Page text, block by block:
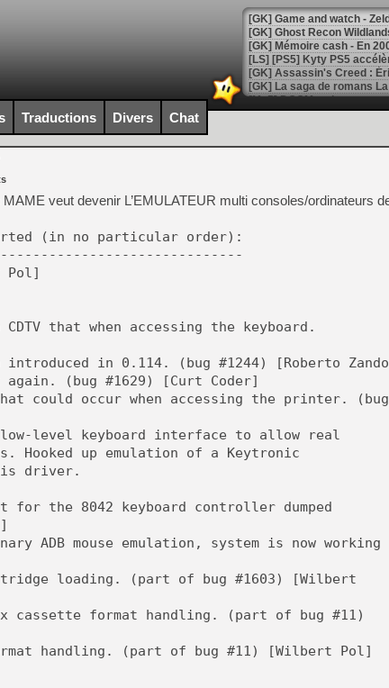
[Mo5] DOOM arrive en
[GK] Bethesda fête les 30
[GK] Roblox : l'action en
[GK] Agenda - GeForce
[GK] Devolver Digital en a
[LS] [PS5] ps5-y2jb-
[GK] Pourquoi Marvel
[GK] Test : Restory : Chill
[GK] GTA 6 : Rockstar
[GK] Hot Wheels Infinite
[GK] Mémoire cash -
[GK] Résultats Nintendo :
[GK] Déjà des
[Mo5] Brickboy cherche à
[GK] Minecraft et ses «
[GK] Beast of
[GK] Ubisoft : fin de partie
[GK] Mémoire cash -
[GK] Dan Houser (GTA)
[GK] Comment EA Sports
[GK] Crimson Moon : un
[GK] Isle of Reveries : le
[GK] Moonlighter 2 : The
[GK] Capcom relance
[Mo5] Deux inédits du
[GK] Le beat'em up The
[GK] Endless Legend 2 :
[LS] [PS5] Premiers
Traductions Divers Chat
veut devenir L’EMULATEUR multi consoles/ordinateurs
(in no particular order):
Pol]
that when accessing the keyboard.
in 0.114. (bug #1244) [Roberto
again. (bug #1629) [Curt Coder]
could occur when accessing the printer. (bug
low-level keyboard interface to allow real
Hooked up emulation of a Keytronic
driver.
for the 8042 keyboard controller dumped
ADB mouse emulation, system is now working
loading. (part of bug #1603) [Wilbert
cassette format handling. (part of bug #11)
handling. (part of bug #11) [Wilbert Pol]